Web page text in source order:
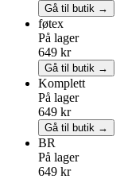
Gå til butik →
føtex
På lager
649 kr
Gå til butik →
Komplett
På lager
649 kr
Gå til butik →
BR
På lager
649 kr